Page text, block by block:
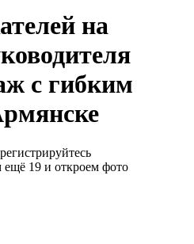
на
с гибким
19 и откроем фото